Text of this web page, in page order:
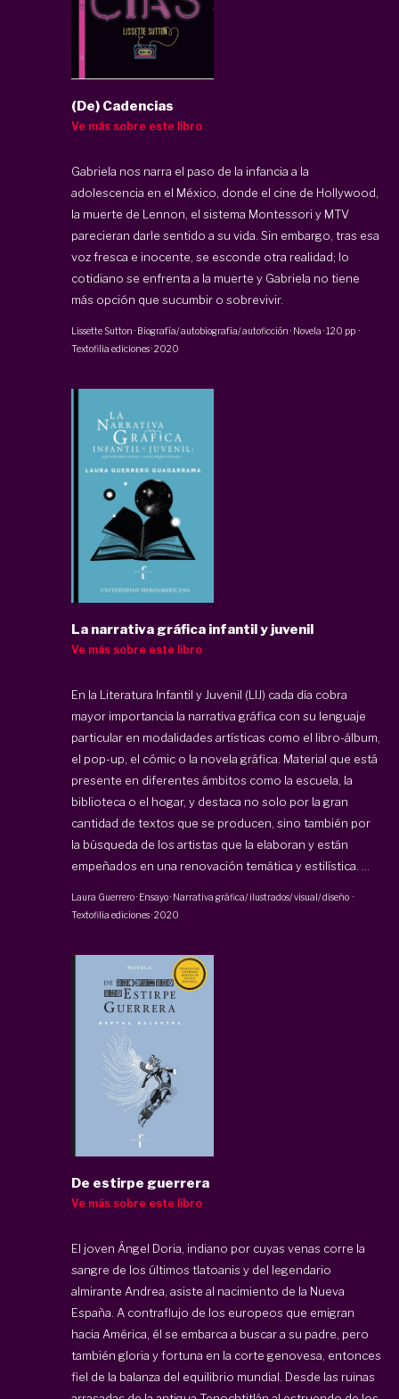
(De) Cadencias
Ve más sobre este libro
Gabriela nos narra el paso de la infancia a la
adolescencia en el México, donde el cine de Hollywood,
la muerte de Lennon, el sistema Montessori y MTV
parecieran darle sentido a su vida. Sin embargo, tras esa
voz fresca e inocente, se esconde otra realidad; lo
cotidiano se enfrenta a la muerte y Gabriela no tiene
más opción que sucumbir o sobrevivir.
Lissette Sutton · Biografía/ autobiografía/ autoficción · Novela ·120 pp ·
Textofilia ediciones·2020
La narrativa gráfica infantil y juvenil
Ve más sobre este libro
En la Literatura Infantil y Juvenil (LIJ) cada día cobra
mayor importancia la narrativa gráfica con su lenguaje
particular en modalidades artísticas como el libro-álbum,
el pop-up, el cómic o la novela gráfica. Material que está
presente en diferentes ámbitos como la escuela, la
biblioteca o el hogar, y destaca no solo por la gran
cantidad de textos que se producen, sino también por
la búsqueda de los artistas que la elaboran y están
empeñados en una renovación temática y estilística. ...
Laura Guerrero· Ensayo · Narrativa gráfica/ ilustrados/ visual/ diseño ·
Textofilia ediciones·2020
De estirpe guerrera
Ve más sobre este libro
El joven Ángel Doria, indiano por cuyas venas corre la
sangre de los últimos tlatoanis y del legendario
almirante Andrea, asiste al nacimiento de la Nueva
España. A contraflujo de los europeos que emigran
hacia América, él se embarca a buscar a su padre, pero
también gloria y fortuna en la corte genovesa, entonces
fiel de la balanza del equilibrio mundial. Desde las ruinas